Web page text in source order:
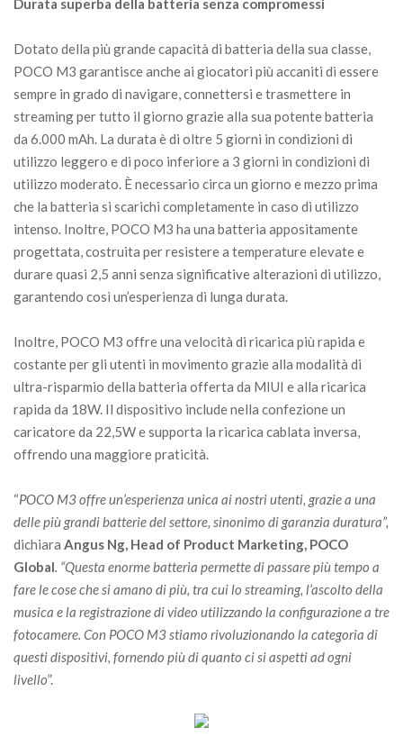
Durata superba della batteria senza compromessi
Dotato della più grande capacità di batteria della sua classe,
POCO M3 garantisce anche ai giocatori più accaniti di essere
sempre in grado di navigare, connettersi e trasmettere in
streaming per tutto il giorno grazie alla sua potente batteria
da 6.000 mAh. La durata è di oltre 5 giorni in condizioni di
utilizzo leggero e di poco inferiore a 3 giorni in condizioni di
utilizzo moderato. È necessario circa un giorno e mezzo prima
che la batteria si scarichi completamente in caso di utilizzo
intenso. Inoltre, POCO M3 ha una batteria appositamente
progettata, costruita per resistere a temperature elevate e
durare quasi 2,5 anni senza significative alterazioni di utilizzo,
garantendo così un’esperienza di lunga durata.
Inoltre, POCO M3 offre una velocità di ricarica più rapida e
costante per gli utenti in movimento grazie alla modalità di
ultra-risparmio della batteria offerta da MIUI e alla ricarica
rapida da 18W. Il dispositivo include nella confezione un
caricatore da 22,5W e supporta la ricarica cablata inversa,
offrendo una maggiore praticità.
“POCO M3 offre un’esperienza unica ai nostri utenti, grazie a una
delle più grandi batterie del settore, sinonimo di garanzia duratura”,
dichiara Angus Ng, Head of Product Marketing, POCO
Global. “Questa enorme batteria permette di passare più tempo a
fare le cose che si amano di più, tra cui lo streaming, l’ascolto della
musica e la registrazione di video utilizzando la configurazione a tre
fotocamere. Con POCO M3 stiamo rivoluzionando la categoria di
questi dispositivi, fornendo più di quanto ci si aspetti ad ogni
livello”.